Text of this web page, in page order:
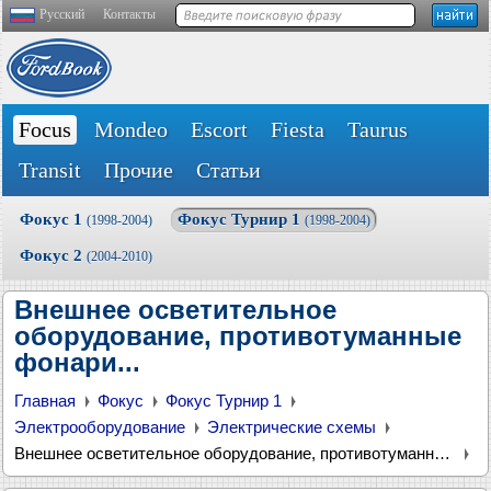
Русский Контакты
Focus Mondeo Escort Fiesta
Taurus
Transit
Прочие Статьи
Фокус 1 (1998-2004) Фокус Турнир 1 (1998-2004)
Фокус 2 (2004-2010)
Внешнее осветительное
оборудование, противотуманные
фонари...
Главная Фокус
Фокус Турнир 1
Электрооборудование
Электрические схемы
Внешнее осветительное оборудование, противотуманные фонари...